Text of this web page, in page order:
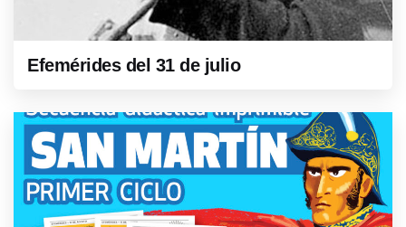
Efemérides del 31 de julio